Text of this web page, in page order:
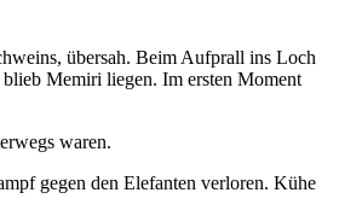
übersah. Beim Aufprall ins Loch
Memiri liegen. Im ersten Moment
waren.
gegen den Elefanten verloren. Kühe